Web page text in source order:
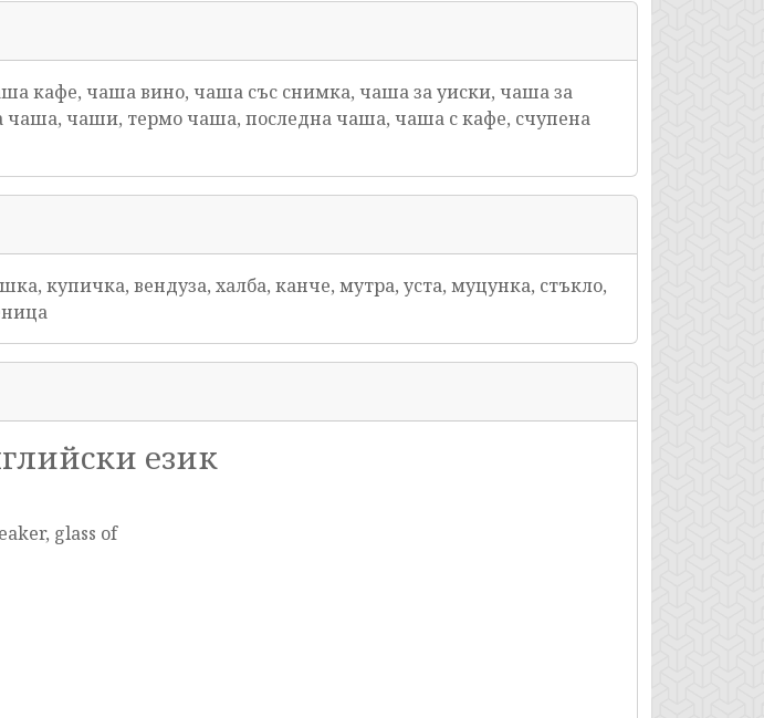
кафе, чаша вино, чаша със снимка, чаша за уиски, чаша за
чаша, чаши, термо чаша, последна чаша, чаша с кафе, счупена
купичка, вендуза, халба, канче, мутра, уста, муцунка, стъкло,
език
glass of